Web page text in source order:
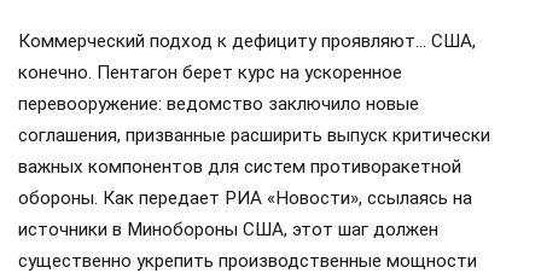
Коммерческий подход к дефициту проявляют… США,
конечно. Пентагон берет курс на ускоренное
перевооружение: ведомство заключило новые
соглашения, призванные расширить выпуск критически
важных компонентов для систем противоракетной
обороны. Как передает РИА «Новости», ссылаясь на
источники в Минобороны США, этот шаг должен
существенно укрепить производственные мощности